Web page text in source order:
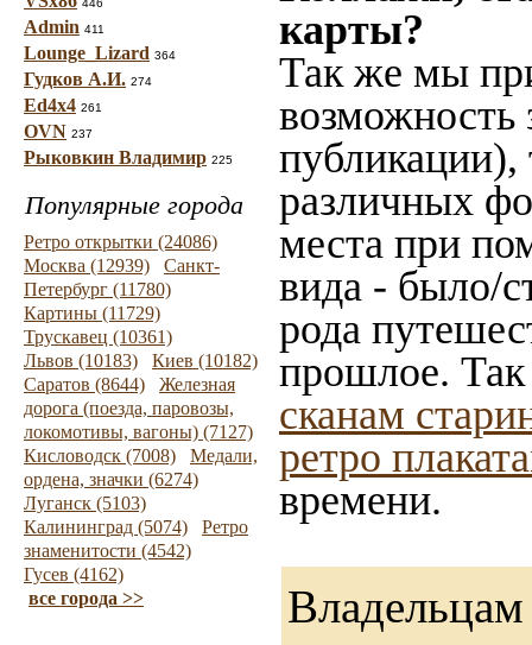
446
Admin 411
Lounge_Lizard 364
Гудков А.И. 274
Ed4x4 261
OVN 237
Рыковкин Владимир 225
Популярные города
Ретро открытки (24086)
Москва (12939)
Санкт-
Петербург (11780)
Картины (11729)
Трускавец (10361)
Львов (10183)
Киев (10182)
Саратов (8644)
Железная
дорога (поезда, паровозы,
локомотивы, вагоны) (7127)
Кисловодск (7008)
Медали,
ордена, значки (6274)
Луганск (5103)
Калининград (5074)
Ретро
знаменитости (4542)
Гусев (4162)
все города >>
карты?
Так же мы
возможность
публикации),
различных
места при
вида - было/
рода
прошлое.
сканам
ретро
времени.